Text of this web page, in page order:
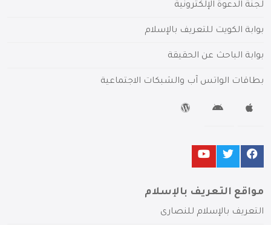
لجنة الدعوة الإلكترونية
بوابة الكويت للتعريف بالإسلام
بوابة الباحث عن الحقيقة
بطاقات الواتس آب والشبكات الاجتماعية
مواقع التعريف بالإسلام
التعريف بالإسلام للنصارى